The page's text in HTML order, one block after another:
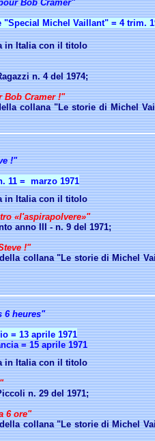
Bob Cramer"
Michel Vaillant" = 4 trim.
in Italia con il titolo
n. 4 del 1974;
Bob Cramer !"
collana "Le storie di Michel
!"
11 = marzo 1971
in Italia con il titolo
«l'aspirapolvere»"
anno III - n. 9 del 1971;
!"
collana "Le storie di Michel
6 heures"
= 13 aprile 1971
= 15 aprile 1971
in Italia con il titolo
n. 29 del 1971;
6 ore"
collana "Le storie di Michel